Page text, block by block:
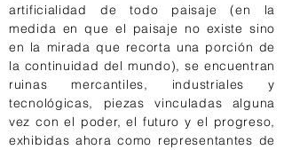
artificialidad de todo paisaje (en la
medida en que el paisaje no existe sino
en la mirada que recorta una porción de
la continuidad del mundo), se encuentran
ruinas mercantiles, industriales y
tecnológicas, piezas vinculadas alguna
vez con el poder, el futuro y el progreso,
exhibidas ahora como representantes de